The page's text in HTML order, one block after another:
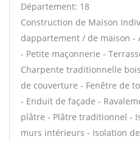
Département: 18
Construction de Maison
dappartement / de maison
- Petite maçonnerie -
Charpente traditionnelle
de couverture - Fenêtre de
- Enduit de façade -
plâtre - Plâtre traditionnel -
murs intérieurs - Isolation